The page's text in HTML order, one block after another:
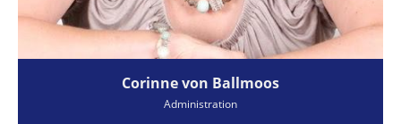
Corinne von Ballmoos
Administration